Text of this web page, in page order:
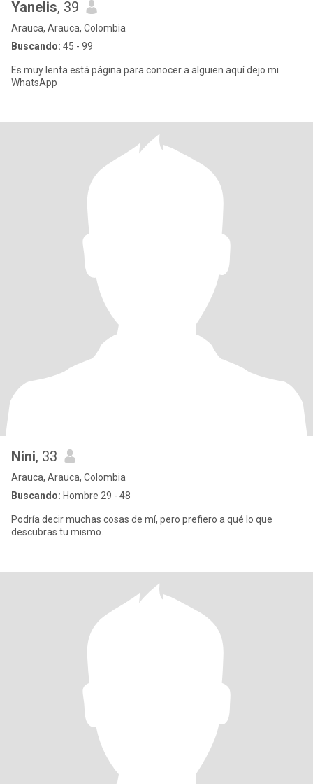
Yanelis, 39
Arauca, Arauca, Colombia
Buscando: 45 - 99
Es muy lenta está página para conocer a alguien aquí dejo mi
WhatsApp
Nini, 33
Arauca, Arauca, Colombia
Buscando: Hombre 29 - 48
Podría decir muchas cosas de mí, pero prefiero a qué lo que
descubras tu mismo.